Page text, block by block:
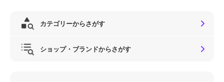
カテゴリーからさがす
ショップ・ブランドからさがす